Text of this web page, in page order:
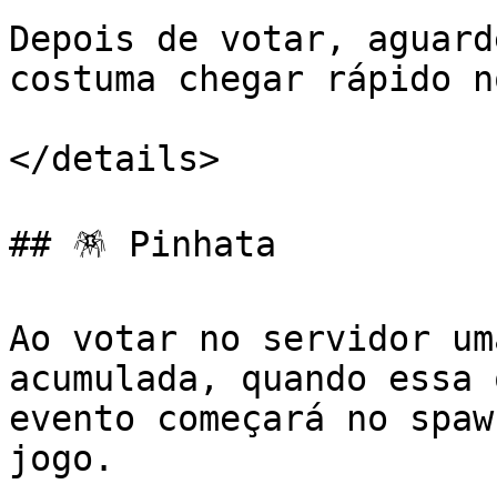
Depois de votar,
costuma chegar rápido
</details>
## 🪅 Pinhata
Ao votar no servidor
acumulada, quando
evento começará no
jogo.